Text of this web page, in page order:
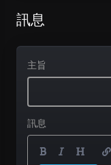
訊息
主旨
訊息